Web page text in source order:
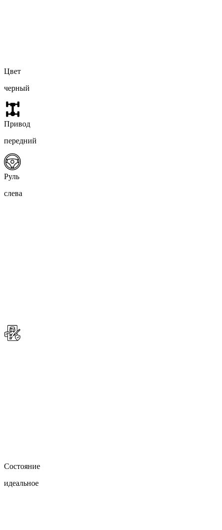
Цвет
черный
Привод
передний
Руль
слева
Состояние
идеальное